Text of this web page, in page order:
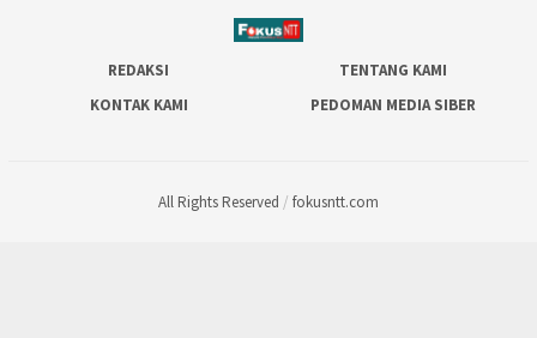
REDAKSI
TENTANG KAMI
KONTAK KAMI
PEDOMAN MEDIA SIBER
All Rights Reserved / fokusntt.com